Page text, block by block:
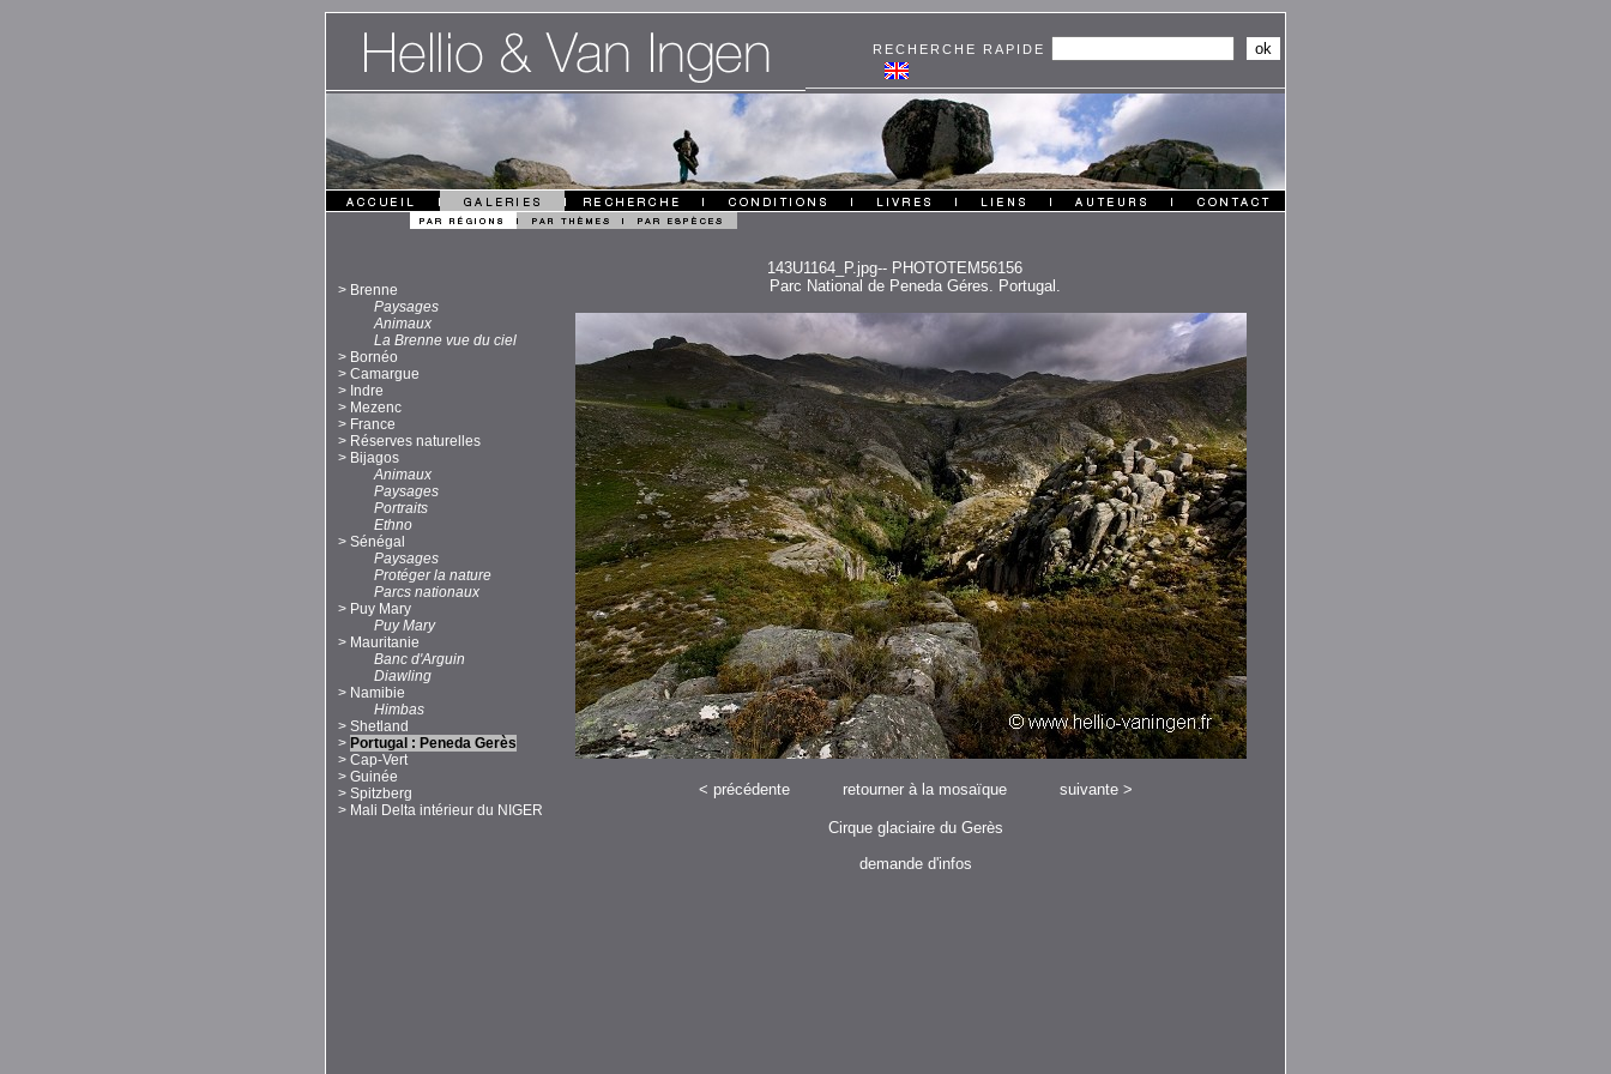
RECHERCHE RAPIDE
143U1164_P.jpg-- PHOTOTEM56156
> Brenne
Paysages
Animaux
La Brenne vue du ciel
> Bornéo
> Camargue
> Indre
> Mezenc
> France
> Réserves naturelles
> Bijagos
Animaux
Paysages
Portraits
Ethno
> Sénégal
Paysages
Protéger la nature
Parcs nationaux
> Puy Mary
Puy Mary
> Mauritanie
Banc d'Arguin
Diawling
> Namibie
Himbas
> Shetland
> Portugal : Peneda Gerès
> Cap-Vert
> Guinée
> Spitzberg
> Mali Delta intérieur du NIGER
Parc National de Peneda Géres. Portugal.
< précédente retourner à la mosaïque suivante>
Cirque glaciaire du Gerès
demande d'infos